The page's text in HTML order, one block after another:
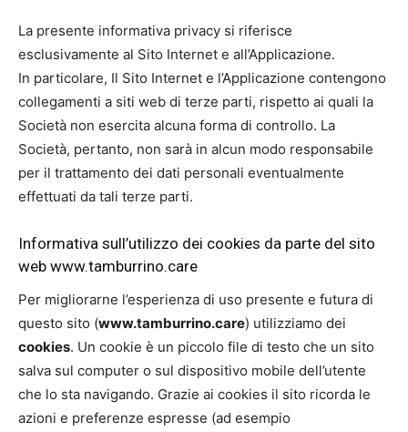
La presente informativa privacy si riferisce
esclusivamente al Sito Internet e all’Applicazione.
In particolare, Il Sito Internet e l’Applicazione contengono
collegamenti a siti web di terze parti, rispetto ai quali la
Società non esercita alcuna forma di controllo. La
Società, pertanto, non sarà in alcun modo responsabile
per il trattamento dei dati personali eventualmente
effettuati da tali terze parti.
Informativa sull’utilizzo dei cookies da parte del sito
web www.tamburrino.care
Per migliorarne l’esperienza di uso presente e futura di
questo sito (www.tamburrino.care) utilizziamo dei
cookies. Un cookie è un piccolo file di testo che un sito
salva sul computer o sul dispositivo mobile dell’utente
che lo sta navigando. Grazie ai cookies il sito ricorda le
azioni e preferenze espresse (ad esempio